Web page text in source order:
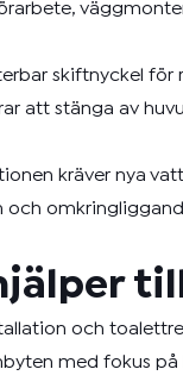
skiftnyckel
att stänga av
kräver nya
och
med fokus på